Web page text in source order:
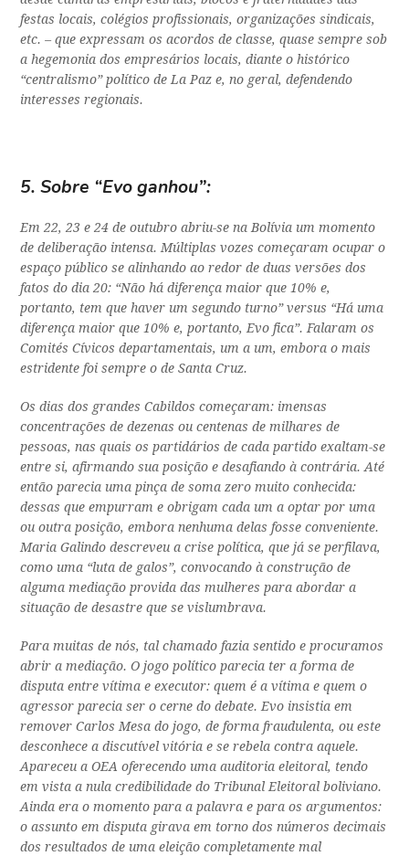
festas locais, colégios profissionais, organizações sindicais,
etc. – que expressam os acordos de classe, quase sempre sob
a hegemonia dos empresários locais, diante o histórico
“centralismo” político de La Paz e, no geral, defendendo
interesses regionais.
5. Sobre “Evo ganhou”:
Em 22, 23 e 24 de outubro abriu-se na Bolívia um momento
de deliberação intensa. Múltiplas vozes começaram ocupar o
espaço público se alinhando ao redor de duas versões dos
fatos do dia 20: “Não há diferença maior que 10% e,
portanto, tem que haver um segundo turno” versus “Há uma
diferença maior que 10% e, portanto, Evo fica”. Falaram os
Comités Cívicos departamentais, um a um, embora o mais
estridente foi sempre o de Santa Cruz.
Os dias dos grandes Cabildos começaram: imensas
concentrações de dezenas ou centenas de milhares de
pessoas, nas quais os partidários de cada partido exaltam-se
entre si, afirmando sua posição e desafiando à contrária. Até
então parecia uma pinça de soma zero muito conhecida:
dessas que empurram e obrigam cada um a optar por uma
ou outra posição, embora nenhuma delas fosse conveniente.
Maria Galindo descreveu a crise política, que já se perfilava,
como uma “luta de galos”, convocando à construção de
alguma mediação provida das mulheres para abordar a
situação de desastre que se vislumbrava.
Para muitas de nós, tal chamado fazia sentido e procuramos
abrir a mediação. O jogo político parecia ter a forma de
disputa entre vítima e executor: quem é a vítima e quem o
agressor parecia ser o cerne do debate. Evo insistia em
remover Carlos Mesa do jogo, de forma fraudulenta, ou este
desconhece a discutível vitória e se rebela contra aquele.
Apareceu a OEA oferecendo uma auditoria eleitoral, tendo
em vista a nula credibilidade do Tribunal Eleitoral boliviano.
Ainda era o momento para a palavra e para os argumentos:
o assunto em disputa girava em torno dos números decimais
dos resultados de uma eleição completamente mal